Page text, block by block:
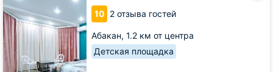
10 2 отзыва гостей
Абакан, 1.2 км от центра
Детская площадка
на
Кирова